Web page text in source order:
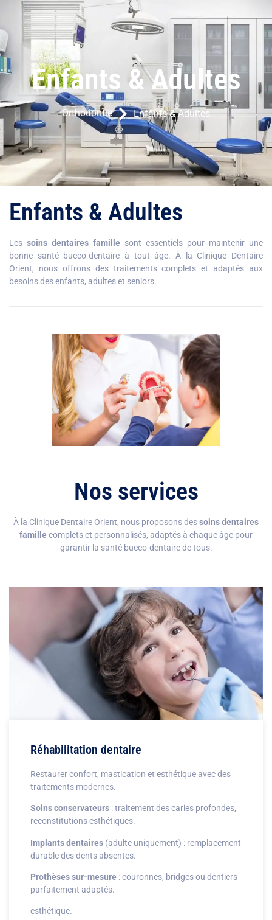
Enfants & Adultes
Orthodontie Enfants & Adultes
Enfants & Adultes
Les soins dentaires famille sont essentiels pour maintenir une
bonne santé bucco-dentaire à tout âge. À la Clinique Dentaire
Orient, nous offrons des traitements complets et adaptés aux
besoins des enfants, adultes et seniors.
Nos services
À la Clinique Dentaire Orient, nous proposons dessoins dentaires
famille complets et personnalisés, adaptés à chaque âge pour
garantir la santé bucco-dentaire de tous.
Réhabilitation dentaire
Restaurer confort, mastication et esthétique avec des
traitements modernes.
Soins conservateurs : traitement des caries profondes,
reconstitutions esthétiques.
Implants dentaires (adulte uniquement) : remplacement
durable des dents absentes.
Prothèses sur-mesure : couronnes, bridges ou dentiers
parfaitement adaptés.
esthétique.